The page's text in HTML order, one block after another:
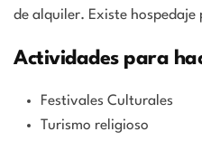
de alquiler. Existe
Actividades para
Festivales Culturales
Turismo religioso